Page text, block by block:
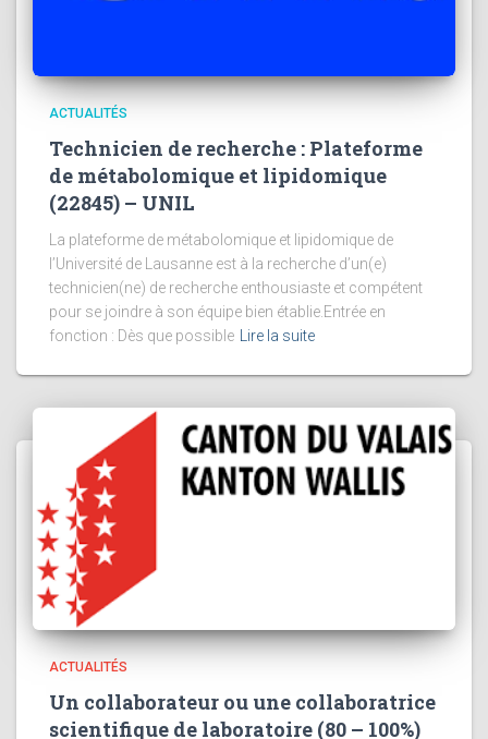
ACTUALITÉS
Technicien de recherche : Plateforme
de métabolomique et lipidomique
(22845) – UNIL
La plateforme de métabolomique et lipidomique de
l’Université de Lausanne est à la recherche d’un(e)
technicien(ne) de recherche enthousiaste et compétent
pour se joindre à son équipe bien établie.Entrée en
fonction : Dès que possible
Lire la suite
ACTUALITÉS
Un collaborateur ou une collaboratrice
scientifique de laboratoire (80 – 100%)